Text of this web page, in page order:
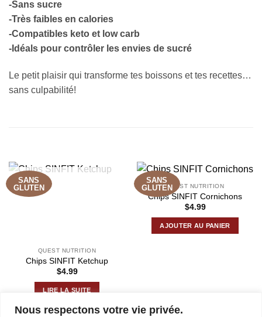
Nous respectons votre vie privée.
-Sans sucre
-Très faibles en calories
-Compatibles keto et low carb
-Idéals pour contrôler les envies de sucré
Le petit plaisir qui transforme tes boissons et tes recettes…
sans culpabilité!
RUPTURE DE STOCK
SANS
GLUTEN
QUEST NUTRITION
Chips SINFIT Ketchup
$4.99
LIRE LA SUITE
SANS
GLUTENQUEST NUTRITION
Chips SINFIT Cornichons
$4.99
AJOUTER AU PANIER